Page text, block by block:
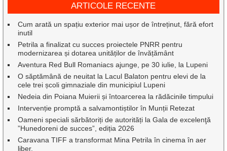
ARTICOLE RECENTE
Cum arată un spațiu exterior mai ușor de întreținut, fără efort
inutil
Petrila a finalizat cu succes proiectele PNRR pentru
modernizarea și dotarea unităților de învățământ
Aventura Red Bull Romaniacs ajunge, pe 30 iulie, la Lupeni
O săptămână de neuitat la Lacul Balaton pentru elevi de la
cele trei școli gimnaziale din municipiul Lupeni
Nedeia din Poiana Muierii și întoarcerea la rădăcinile timpului
Intervenție promptă a salvamontiștilor în Munții Retezat
Oameni speciali sărbătoriți de autorități la Gala de excelenţă
”Hunedoreni de succes”, ediția 2026
Caravana TIFF a transformat Mina Petrila în cinema în aer
liber.